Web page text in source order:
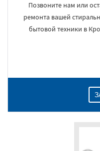
Позвоните нам или
ремонта вашей
бытовой техники в